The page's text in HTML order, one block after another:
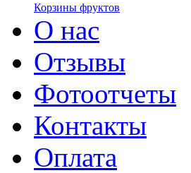
Корзины фруктов
О нас
Отзывы
Фотоотчеты
Контакты
Оплата